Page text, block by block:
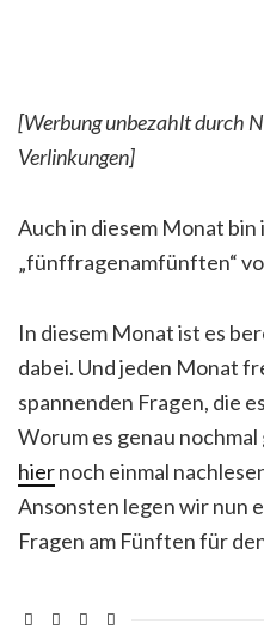
[Werbung unbezahlt durch
Verlinkungen]
Auch in diesem Monat bin
„fünffragenamfünften“
In diesem Monat ist es
dabei. Und jeden Monat
spannenden Fragen, die
Worum es genau
hiernoch einmal
Ansonsten legen wir nun
Fragen am Fünften für